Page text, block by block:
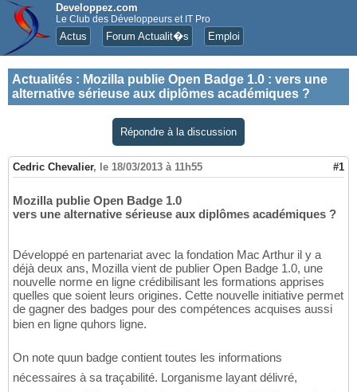
Developpez.com
Le Club des Développeurs et IT Pro
Actus Forum Actualit�s Emploi
Actualités : Mozilla publie Open Badge 1.0 : vers une
alternative sérieuse aux diplômes académiques ?
Répondre à la discussion
Cedric Chevalier, le 18/03/2013 à 11h55 #1
Mozilla publie Open Badge 1.0
vers une alternative sérieuse aux diplômes académiques ?
Développé en partenariat avec la fondation Mac Arthur il y a
déjà deux ans, Mozilla vient de publier Open Badge 1.0, une
nouvelle norme en ligne crédibilisant les formations apprises
quelles que soient leurs origines. Cette nouvelle initiative permet
de gagner des badges pour des compétences acquises aussi
bien en ligne quhors ligne.
On note quun badge contient toutes les informations
nécessaires à sa traçabilité. Lorganisme layant délivré,